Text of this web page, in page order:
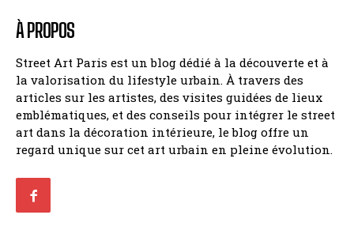
À PROPOS
Street Art Paris est un blog dédié à la découverte et à
la valorisation du lifestyle urbain. À travers des
articles sur les artistes, des visites guidées de lieux
emblématiques, et des conseils pour intégrer le street
art dans la décoration intérieure, le blog offre un
regard unique sur cet art urbain en pleine évolution.